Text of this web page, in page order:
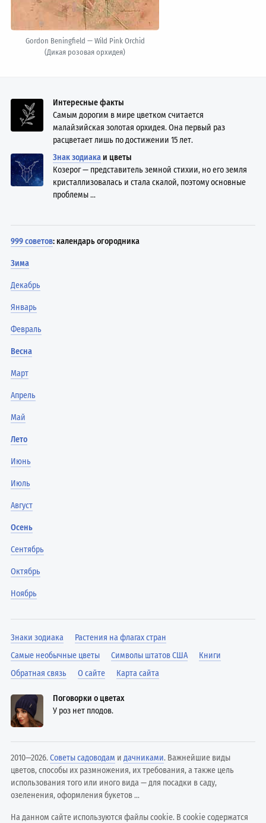
Gordon Beningfield — Wild Pink Orchid
(Дикая розовая орхидея)
Интересные факты
Самым дорогим в мире цветком считается
малайзийская золотая орхидея. Она первый раз
расцветает лишь по достижении 15 лет.
Знак зодиака и цветы
Козерог — представитель земной стихии, но его земля
кристаллизовалась и стала скалой, поэтому основные
проблемы ...
999 советов: календарь огородника
Зима
Декабрь
Январь
Февраль
Весна
Март
Апрель
Май
Лето
Июнь
Июль
Август
Осень
Сентябрь
Октябрь
Ноябрь
Знаки зодиака
Растения на флагах стран
Самые необычные цветы
Символы штатов США
Книги
Обратная связь
О сайте Карта сайта
Поговорки о цветах
У роз нет плодов.
2010—2026.Советы садоводам идачниками. Важнейшие виды
цветов, способы их размножения, их требования, а также цель
использования того или иного вида — для посадки в саду,
озеленения, оформления букетов ...
На данном сайте используются файлы cookie. В cookie содержатся